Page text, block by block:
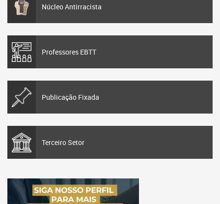
Núcleo Antirracista
Professores EBTT
Publicação Fixada
Terceiro Setor